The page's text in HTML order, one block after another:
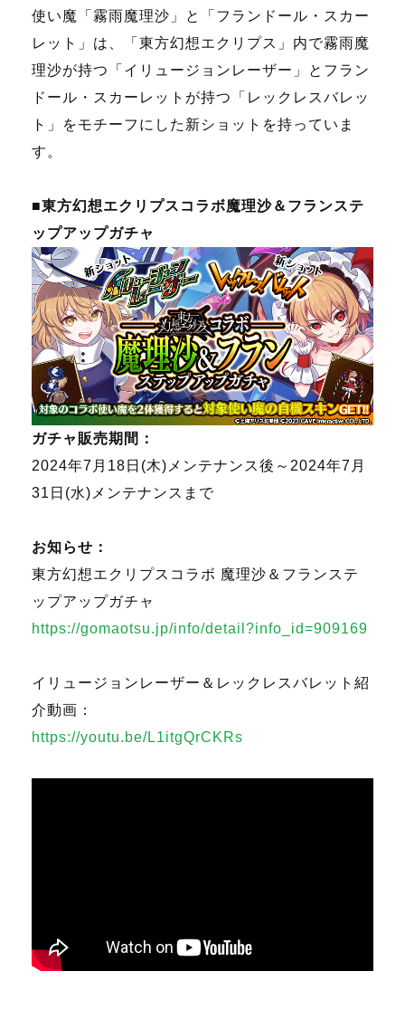
使い魔「霧雨魔理沙」と「フランドール・スカー
レット」は、「東方幻想エクリプス」内で霧雨魔
理沙が持つ「イリュージョンレーザー」とフラン
ドール・スカーレットが持つ「レックレスバレッ
ト」をモチーフにした新ショットを持っていま
す。
■東方幻想エクリプスコラボ魔理沙＆フランステ
ップアップガチャ
ガチャ販売期間：
2024年7月18日(木)メンテナンス後～2024年7月
31日(水)メンテナンスまで
お知らせ：
東方幻想エクリプスコラボ 魔理沙＆フランステ
ップアップガチャ
https://gomaotsu.jp/info/detail?info_id=909169
イリュージョンレーザー＆レックレスバレット紹
介動画：
https://youtu.be/L1itgQrCKRs